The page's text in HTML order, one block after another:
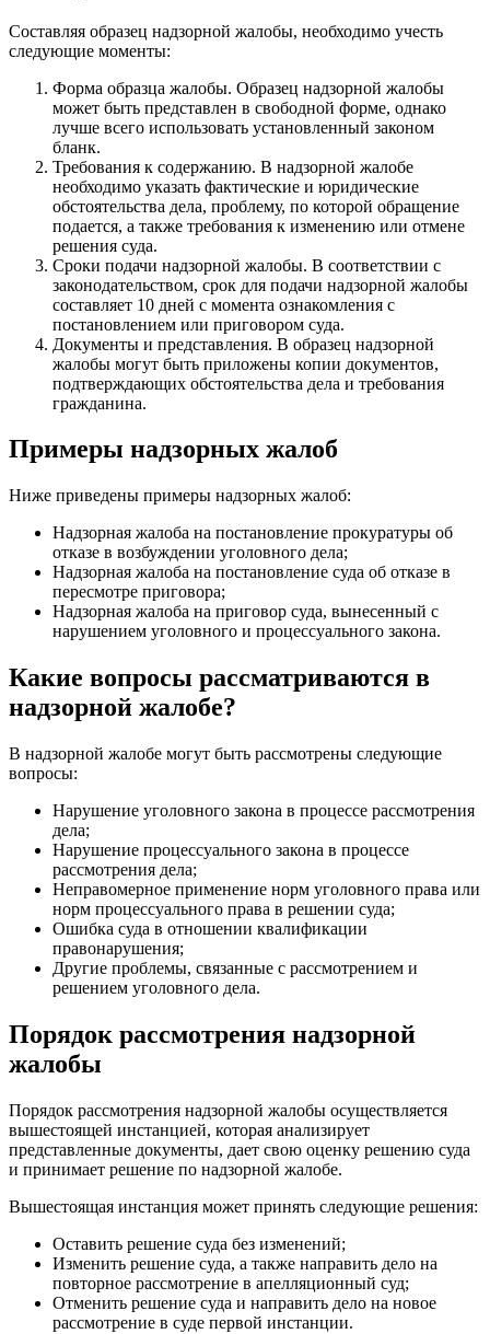
Составляя образец надзорной жалобы, необходимо учесть
следующие моменты:
Форма образца жалобы. Образец надзорной жалобы
может быть представлен в свободной форме, однако
лучше всего использовать установленный законом
бланк.
Требования к содержанию. В надзорной жалобе
необходимо указать фактические и юридические
обстоятельства дела, проблему, по которой обращение
подается, а также требования к изменению или отмене
решения суда.
Сроки подачи надзорной жалобы. В соответствии с
законодательством, срок для подачи надзорной жалобы
составляет 10 дней с момента ознакомления с
постановлением или приговором суда.
Документы и представления. В образец надзорной
жалобы могут быть приложены копии документов,
подтверждающих обстоятельства дела и требования
гражданина.
Примеры надзорных жалоб
Ниже приведены примеры надзорных жалоб:
Надзорная жалоба на постановление прокуратуры об
отказе в возбуждении уголовного дела;
Надзорная жалоба на постановление суда об отказе в
пересмотре приговора;
Надзорная жалоба на приговор суда, вынесенный с
нарушением уголовного и процессуального закона.
Какие вопросы рассматриваются в
надзорной жалобе?
В надзорной жалобе могут быть рассмотрены следующие
вопросы:
Нарушение уголовного закона в процессе рассмотрения
дела;
Нарушение процессуального закона в процессе
рассмотрения дела;
Неправомерное применение норм уголовного права или
норм процессуального права в решении суда;
Ошибка суда в отношении квалификации
правонарушения;
Другие проблемы, связанные с рассмотрением и
решением уголовного дела.
Порядок рассмотрения надзорной
жалобы
Порядок рассмотрения надзорной жалобы осуществляется
вышестоящей инстанцией, которая анализирует
представленные документы, дает свою оценку решению суда
и принимает решение по надзорной жалобе.
Вышестоящая инстанция может принять следующие решения:
Оставить решение суда без изменений;
Изменить решение суда, а также направить дело на
повторное рассмотрение в апелляционный суд;
Отменить решение суда и направить дело на новое
рассмотрение в суде первой инстанции.